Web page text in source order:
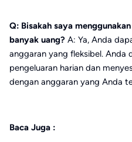
Q: Bisakah saya
banyak uang? A: Ya, Anda
anggaran yang fleksibel.
pengeluaran harian dan
dengan anggaran yang Anda
Baca Juga :